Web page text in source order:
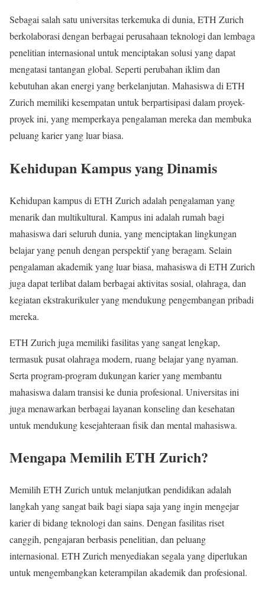
Sebagai salah satu universitas terkemuka di dunia, ETH Zurich
berkolaborasi dengan berbagai perusahaan teknologi dan lembaga
penelitian internasional untuk menciptakan solusi yang dapat
mengatasi tantangan global. Seperti perubahan iklim dan
kebutuhan akan energi yang berkelanjutan. Mahasiswa di ETH
Zurich memiliki kesempatan untuk berpartisipasi dalam proyek-
proyek ini, yang memperkaya pengalaman mereka dan membuka
peluang karier yang luar biasa.
Kehidupan Kampus yang Dinamis
Kehidupan kampus di ETH Zurich adalah pengalaman yang
menarik dan multikultural. Kampus ini adalah rumah bagi
mahasiswa dari seluruh dunia, yang menciptakan lingkungan
belajar yang penuh dengan perspektif yang beragam. Selain
pengalaman akademik yang luar biasa, mahasiswa di ETH Zurich
juga dapat terlibat dalam berbagai aktivitas sosial, olahraga, dan
kegiatan ekstrakurikuler yang mendukung pengembangan pribadi
mereka.
ETH Zurich juga memiliki fasilitas yang sangat lengkap,
termasuk pusat olahraga modern, ruang belajar yang nyaman.
Serta program-program dukungan karier yang membantu
mahasiswa dalam transisi ke dunia profesional. Universitas ini
juga menawarkan berbagai layanan konseling dan kesehatan
untuk mendukung kesejahteraan fisik dan mental mahasiswa.
Mengapa Memilih ETH Zurich?
Memilih ETH Zurich untuk melanjutkan pendidikan adalah
langkah yang sangat baik bagi siapa saja yang ingin mengejar
karier di bidang teknologi dan sains. Dengan fasilitas riset
canggih, pengajaran berbasis penelitian, dan peluang
internasional. ETH Zurich menyediakan segala yang diperlukan
untuk mengembangkan keterampilan akademik dan profesional.